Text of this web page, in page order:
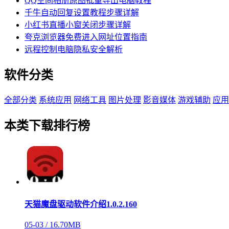
千牛自动回复设置教程步骤详解
小红书直播小窗关闭步骤详解
夸克浏览器免费进入网址位置指南
远程控制电脑隐私安全解析
软件分类
全部分类 系统应用 网络工具 图片处理 影音媒体 游戏辅助 应
本类下载排行榜
天猫魔盘驱动软件介绍1.0.2.160
05-03 / 16.70MB